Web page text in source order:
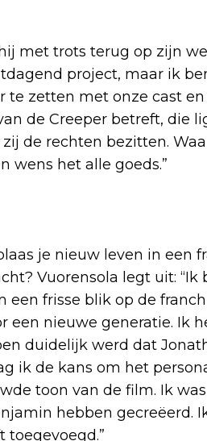
met trots terug op zijn
project, maar ik
te zetten met onze cast
de Creeper betreft, die
de rechten bezitten.
wens het alle goeds.”
je nieuw leven in een
Vuorensola legt uit:
een frisse blik op de
een nieuwe generatie. Ik
duidelijk werd dat
ik de kans om het
toon van de film. Ik
hebben gecreëerd.
toegevoegd.”